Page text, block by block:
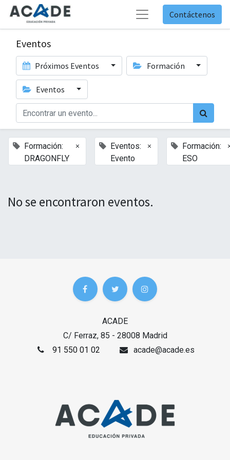
Contáctenos
Eventos
Próximos Eventos Formación
Eventos
Formación:
DRAGONFLY
×
Eventos:
Evento
×
Formación:
ESO
No se encontraron eventos.
ACADE
C/ Ferraz, 85 - 28008 Madrid
91 550 01 02
acade@acade.es